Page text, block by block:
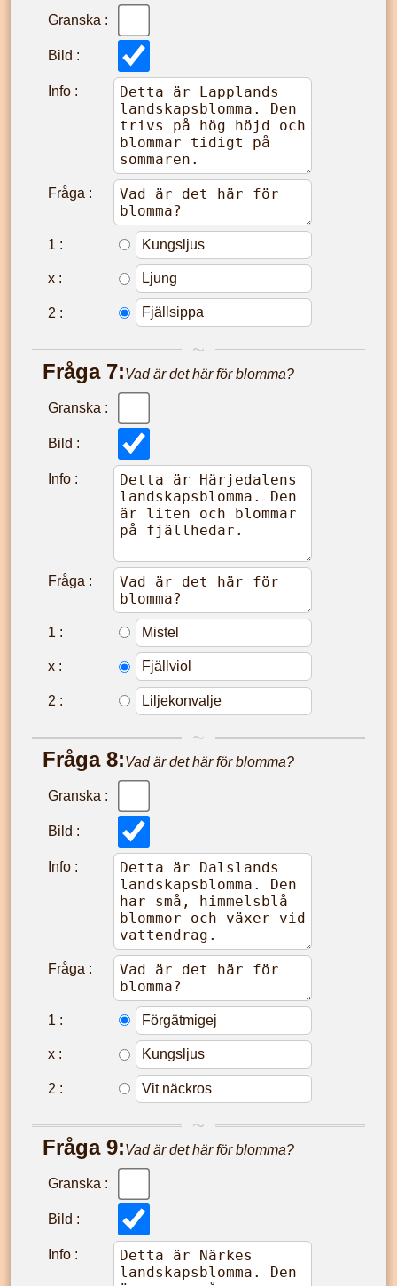
Granska :
Bild :
Info :
Fråga :
1 :
x :
2 :
Fråga 7:Vad är det här för blomma?
Granska :
Bild :
Info :
Fråga :
1 :
x :
2 :
Fråga 8:Vad är det här för blomma?
Granska :
Bild :
Info :
Fråga :
1 :
x :
2 :
Fråga 9:Vad är det här för blomma?
Granska :
Bild :
Info :